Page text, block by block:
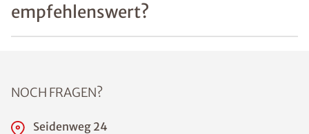
empfehlenswert?
NOCH FRAGEN?
Seidenweg 24